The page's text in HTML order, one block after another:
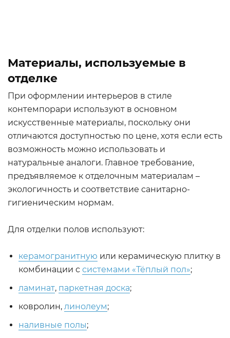
Материалы, используемые в
отделке
При оформлении интерьеров в стиле
контемпорари используют в основном
искусственные материалы, поскольку они
отличаются доступностью по цене, хотя если есть
возможность можно использовать и
натуральные аналоги. Главное требование,
предъявляемое к отделочным материалам –
экологичность и соответствие санитарно-
гигиеническим нормам.
Для отделки полов используют:
керамогранитную или керамическую плитку в
комбинации с системами «Тёплый пол»;
ламинат, паркетная доска;
ковролин, линолеум;
наливные полы;